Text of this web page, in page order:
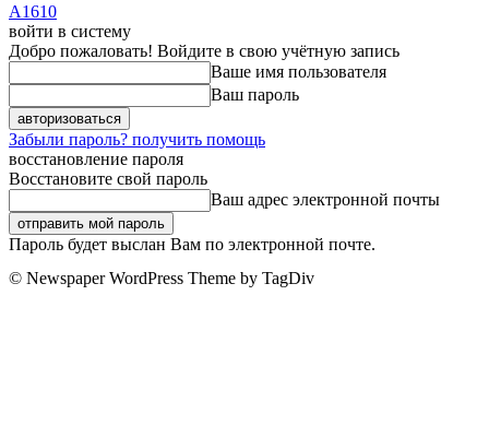
A1610
войти в систему
Добро пожаловать! Войдите в свою учётную запись
Ваше имя пользователя
Ваш пароль
Забыли пароль? получить помощь
восстановление пароля
Восстановите свой пароль
Ваш адрес электронной почты
Пароль будет выслан Вам по электронной почте.
© Newspaper WordPress Theme by TagDiv